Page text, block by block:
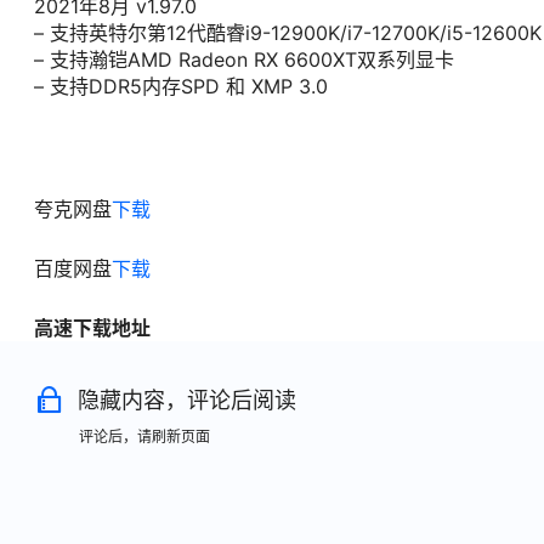
2021年8月 v1.97.0
– 支持英特尔第12代酷睿i9-12900K/i7-12700K/i5-12600K
– 支持瀚铠AMD Radeon RX 6600XT双系列显卡
– 支持DDR5内存SPD 和 XMP 3.0
夸克网盘下载
百度网盘下载
高速下载地址
隐藏内容，评论后阅读
评论后，请刷新页面